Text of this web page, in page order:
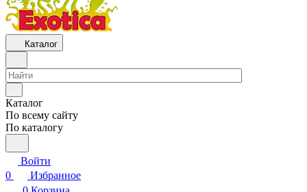
Каталог
Каталог
По всему сайту
По каталогу
Войти
0
Избранное